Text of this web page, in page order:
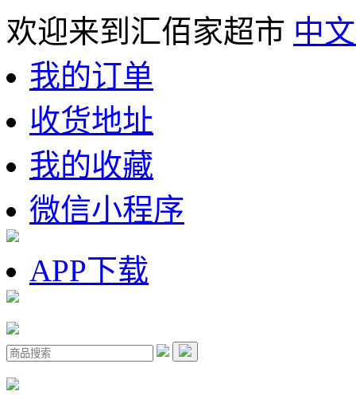
欢迎来到汇佰家超市 中
我的订单
收货地址
我的收藏
微信小程序
APP下载